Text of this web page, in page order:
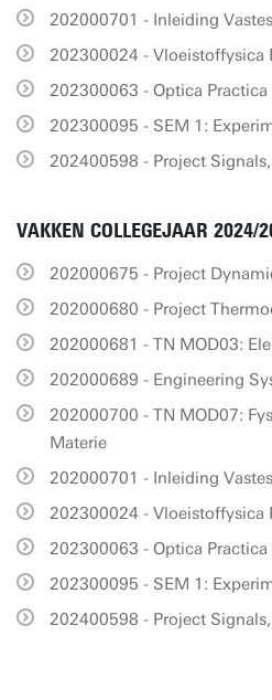
202000701 - Inleiding
202300024 - Vloeistoffysica
202300063 - Optica Practica
202300095 - SEM 1:
202400598 - Project
VAKKEN COLLEGEJAAR 2024/
202000675 - Project
202000680 - Project
202000681 - TN MOD03:
202000689 - Engineering
202000700 - TN MOD07:
Materie
202000701 - Inleiding
202300024 - Vloeistoffysica
202300063 - Optica Practica
202300095 - SEM 1:
202400598 - Project